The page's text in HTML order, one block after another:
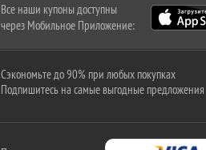
Все наши купоны доступны
через Мобильное Приложение:
Сэкономьте до 90% при любых покупках
Подпишитесь на самые выгодные предложения